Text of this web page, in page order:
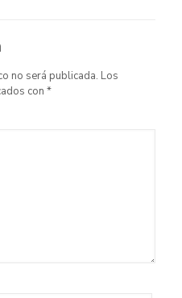
no será publicada. Los
con *